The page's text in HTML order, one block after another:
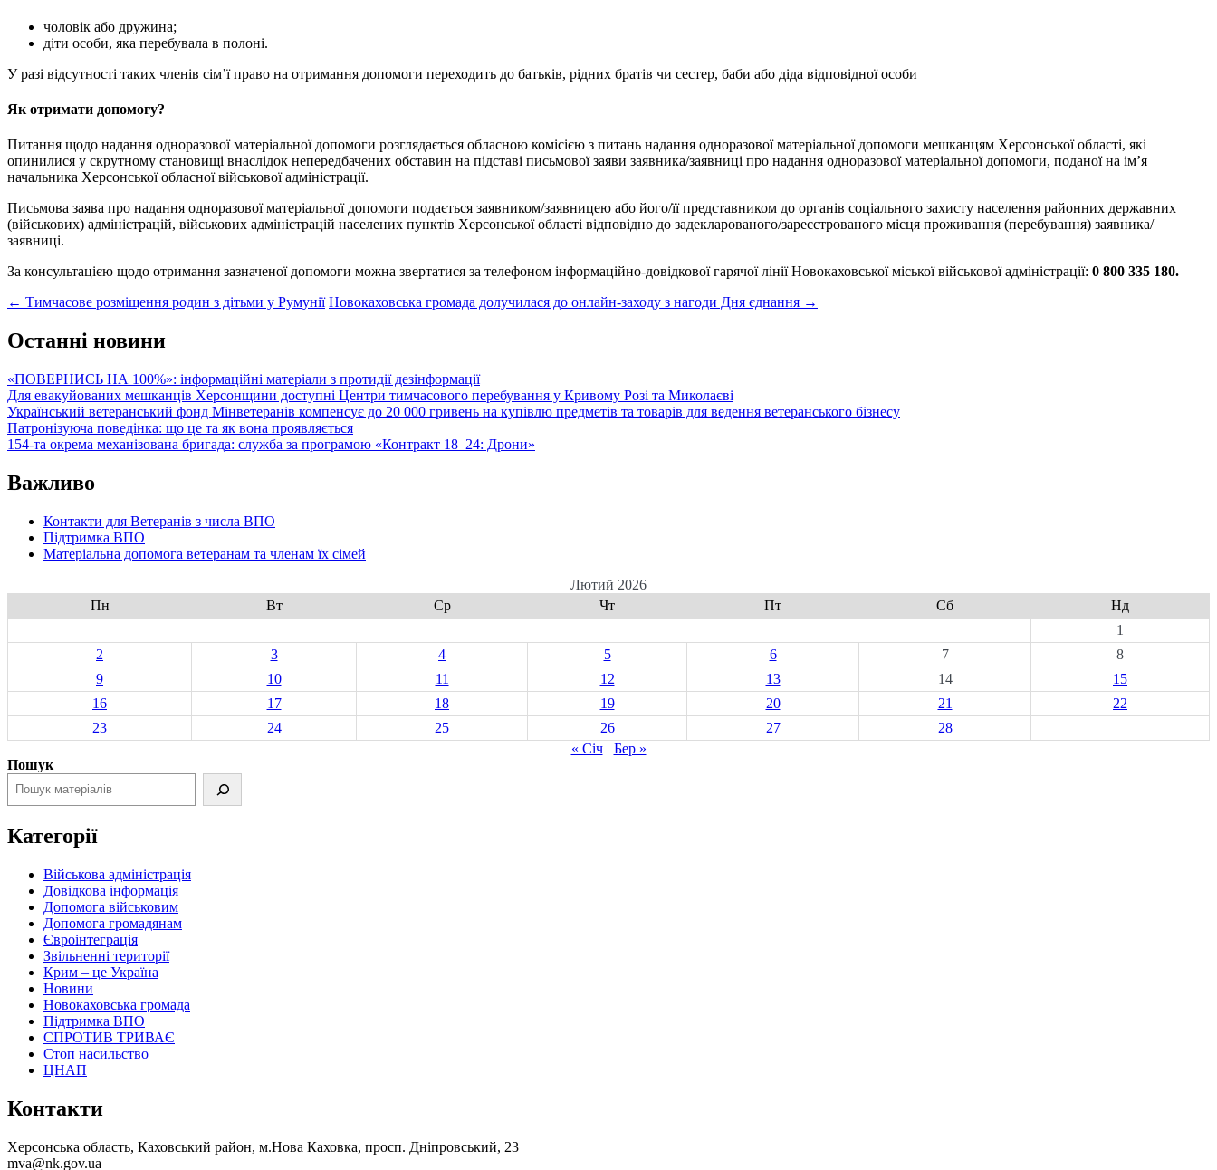
чоловік або дружина;
діти особи, яка перебувала в полоні.
У разі відсутності таких членів сім’ї право на отримання допомоги переходить до батьків, рідних братів чи сестер, баби або діда відповідної особи
Як отримати допомогу?
Питання щодо надання одноразової матеріальної допомоги розглядається обласною комісією з питань надання одноразової матеріальної допомоги мешканцям Херсонської області, які
опинилися у скрутному становищі внаслідок непередбачених обставин на підставі письмової заяви заявника/заявниці про надання одноразової матеріальної допомоги, поданої на ім’я
начальника Херсонської обласної військової адміністрації.
Письмова заява про надання одноразової матеріальної допомоги подається заявником/заявницею або його/її представником до органів соціального захисту населення районних державних
(військових) адміністрацій, військових адміністрацій населених пунктів Херсонської області відповідно до задекларованого/зареєстрованого місця проживання (перебування) заявника/
заявниці.
За консультацією щодо отримання зазначеної допомоги можна звертатися за телефоном інформаційно-довідкової гарячої лінії Новокаховської міської військової адміністрації: 0 800 335 180.
Post
navigation
← Тимчасове розміщення родин з дітьми у Румунії Новокаховська громада долучилася до онлайн-заходу з нагоди Дня єднання →
Останні новини
«ПОВЕРНИСЬ НА 100%»: інформаційні матеріали з протидії дезінформації
Для евакуйованих мешканців Херсонщини доступні Центри тимчасового перебування у Кривому Розі та Миколаєві
Український ветеранський фонд Мінветеранів компенсує до 20 000 гривень на купівлю предметів та товарів для ведення ветеранського бізнесу
Патронізуюча поведінка: що це та як вона проявляється
154-та окрема механізована бригада: служба за програмою «Контракт 18–24: Дрони»
Важливо
Контакти для Ветеранів з числа ВПО
Підтримка ВПО
Матеріальна допомога ветеранам та членам їх сімей
Лютий 2026
Пн
Вт Ср Чт Пт Сб
Нд
1
2
3 4 5 6 7
8
9
10 11 12 13 14
15
16
17 18 19 20 21
22
23
24 25 26 27
28
« Січ
Бер »
Пошук
Категорії
Військова адміністрація
Довідкова інформація
Допомога військовим
Допомога громадянам
Євроінтеграція
Звільненні території
Крим – це Україна
Новини
Новокаховська громада
Підтримка ВПО
СПРОТИВ ТРИВАЄ
Стоп насильство
ЦНАП
Контакти
Херсонська область, Каховський район, м.Нова Каховка, просп. Дніпровський, 23
mva@nk.gov.ua